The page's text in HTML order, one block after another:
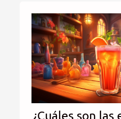
¿Cuáles son